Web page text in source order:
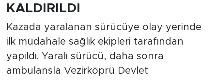
KALDIRILDI
Kazada yaralanan sürücüye olay yerinde
ilk müdahale sağlık ekipleri tarafından
yapıldı. Yaralı sürücü, daha sonra
ambulansla Vezirköprü Devlet